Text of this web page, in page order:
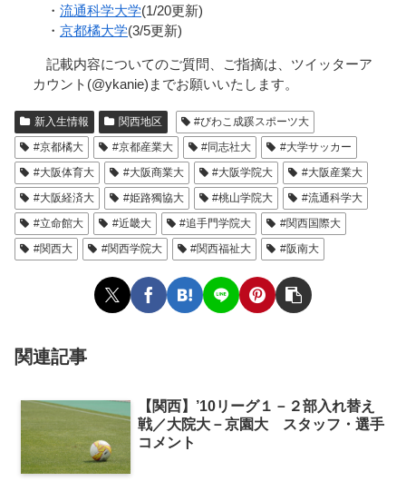
・ 流通科学大学(1/20更新)
・ 京都橘大学(3/5更新)
記載内容についてのご質問、ご指摘は、ツイッターア
カウント(@ykanie)までお願いいたします。
新入生情報 関西地区
#びわこ成蹊スポーツ大
#京都橘大
#京都産業大 #同志社大
#大学サッカー
#大阪体育大
#大阪商業大 #大阪学院大
#大阪産業大
#大阪経済大
#姫路獨協大 #桃山学院大
#流通科学大
#立命館大
#近畿大 #追手門学院大
#関西国際大
#関西大
#関西学院大 #関西福祉大 #阪南大
関連記事
【関西】’10リーグ１－２部入れ替え
戦／大院大－京園大 スタッフ・選手
コメント